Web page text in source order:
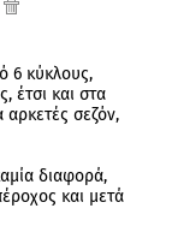
6 κύκλους,
έτσι και στα
σεζόν,
διαφορά,
και μετά